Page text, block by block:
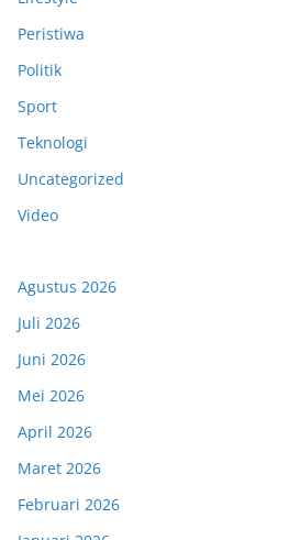
Peristiwa
Politik
Sport
Teknologi
Uncategorized
Video
Agustus 2026
Juli 2026
Juni 2026
Mei 2026
April 2026
Maret 2026
Februari 2026